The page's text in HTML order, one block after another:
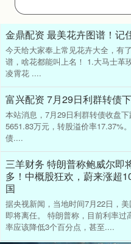
金鼎配资 最美花卉图谱！记
今天给大家奉上常见花卉大全，有
谱，啥花都能叫上名！ 1.大马士革
凌霄花 ....
富兴配资 7月29日利群转债
本站消息，7月29日利群转债收盘
5651.83万元，转股溢价率17.37%
债....
三羊财务 特朗普称鲍威尔即
多！中概股狂欢，蔚来涨超
国
据央视新闻，当地时间7月22日，
即将离任。 特朗普称，目前利率
率应该降低3个百分点，甚至....